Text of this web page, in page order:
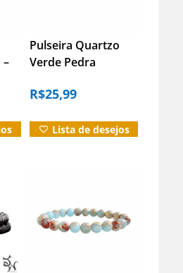
Pulseira Quartzo
Verde Pedra
Saúde Equilíbrio –
R$25,99
Lista de desejos